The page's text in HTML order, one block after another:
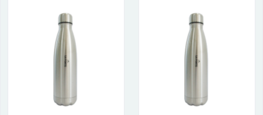
Bước 3: Xếp sản phẩm sau khi dán vào lò nung và